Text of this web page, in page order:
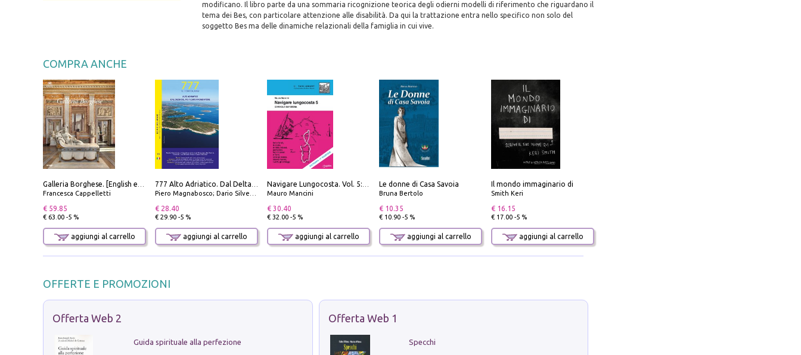
modificano. Il libro parte da una sommaria ricognizione teorica degli odierni modelli di riferimento che riguardano il
tema dei Bes, con particolare attenzione alle disabilità. Da qui la trattazione entra nello specifico non solo del
soggetto Bes ma delle dinamiche relazionali della famiglia in cui vive.
COMPRA ANCHE
Francesca Cappelletti
€ 59.85
€ 63.00 -5 %
aggiungi al carrello
Piero Magnabosco; Dario Silvestro; Marco Sbrizzi
€ 28.40
€ 29.90 -5 %
aggiungi al carrello
Mauro Mancini
€ 30.40
€ 32.00 -5 %
aggiungi al carrello
Le donne di Casa Savoia
Bruna Bertolo
€ 10.35
€ 10.90 -5 %
aggiungi al carrello
Il mondo immaginario di
Smith Keri
€ 16.15
€ 17.00 -5 %
aggiungi al carrello
OFFERTE E PROMOZIONI
Offerta Web 2
Guida spirituale alla perfezione
Offerta Web 1
Specchi